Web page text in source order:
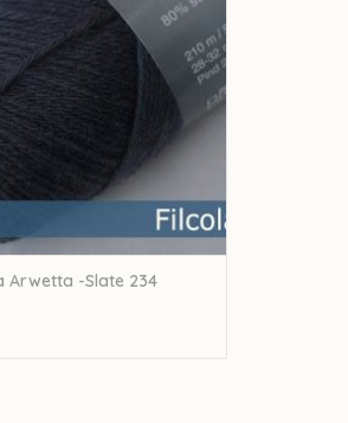
Arwetta -Slate 234